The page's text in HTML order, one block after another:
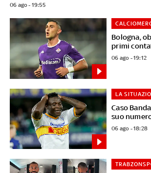
06 ago - 19:55
Bologna,
primi
06 ago - 19:12
Caso
suo
LA
06 ago - 18:28